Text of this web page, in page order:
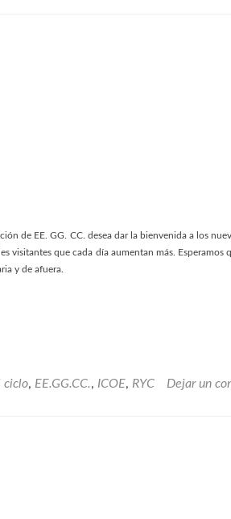
de EE. GG. CC. desea dar la bienvenida a los
visitantes que cada día aumentan más. Esperamos
y de afuera.
ciclo, EE.GG.CC., ICOE, RYC Dejar un